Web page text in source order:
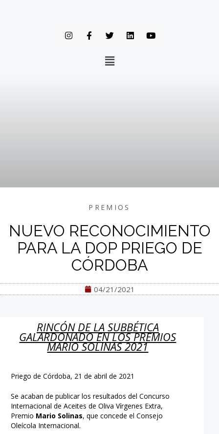
PREMIOS
NUEVO RECONOCIMIENTO
PARA LA DOP PRIEGO DE
CÓRDOBA
04/21/2021
RINCÓN DE LA SUBBÉTICA
GALARDONADO EN LOS PREMIOS
MARIO SOLINAS 2021
Priego de Córdoba, 21 de abril de 2021
Se acaban de publicar los resultados del Concurso
Internacional de Aceites de Oliva Vírgenes Extra,
Premio Mario Solinas, que concede el Consejo
Oleícola Internacional.